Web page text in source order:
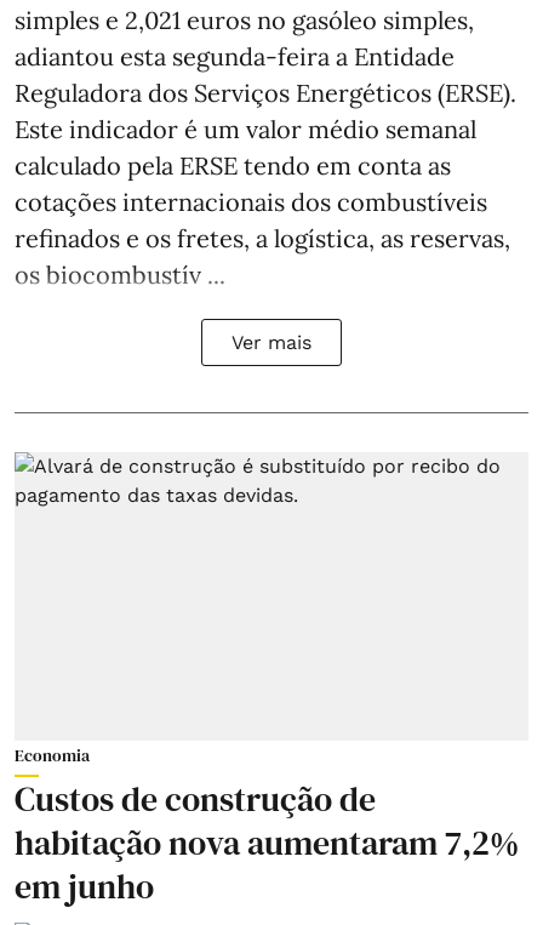
simples e 2,021 euros no gasóleo simples,
adiantou esta segunda-feira a Entidade
Reguladora dos Serviços Energéticos (ERSE).
Este indicador é um valor médio semanal
calculado pela ERSE tendo em conta as
cotações internacionais dos combustíveis
refinados e os fretes, a logística, as reservas,
os biocombustív ...
Ver mais
Economia
Custos de construção de
habitação nova aumentaram 7,2%
em junho